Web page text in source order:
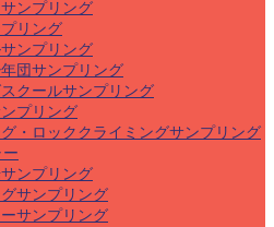
ンプリング
リング
ンプリング
団サンプリング
クールサンプリング
プリング
・ロッククライミングサンプリング
ンプリング
サンプリング
サンプリング